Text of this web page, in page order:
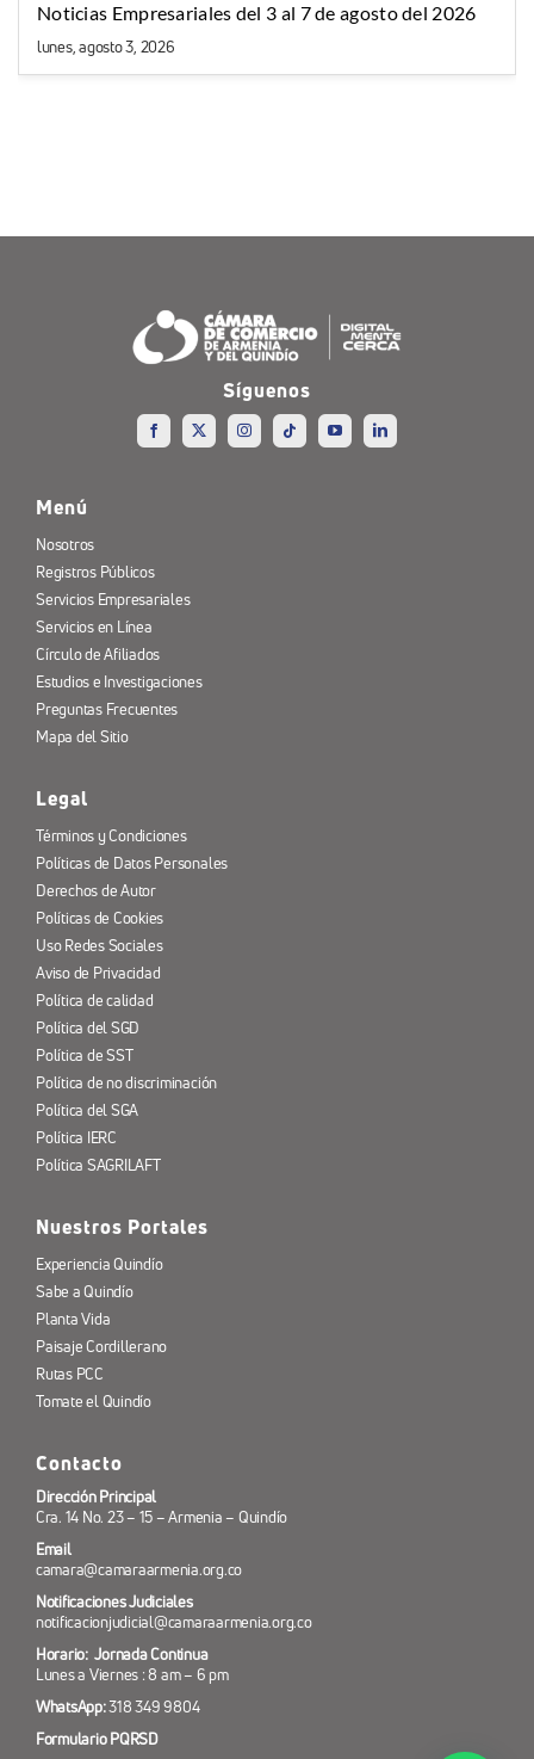
Noticias Empresariales del 3 al 7 de agosto del 2026
lunes, agosto 3, 2026
Síguenos
Menú
Nosotros
Registros Públicos
Servicios Empresariales
Servicios en Línea
Círculo de Afiliados
Estudios e Investigaciones
Preguntas Frecuentes
Mapa del Sitio
Legal
Términos y Condiciones
Políticas de Datos Personales
Derechos de Autor
Políticas de Cookies
Uso Redes Sociales
Aviso de Privacidad
Política de calidad
Política del SGD
Política de SST
Política de no discriminación
Política del SGA
Política IERC
Política SAGRILAFT
Nuestros Portales
Experiencia Quindío
Sabe a Quindío
Planta Vida
Paisaje Cordillerano
Rutas PCC
Tomate el Quindío
Contacto
Dirección Principal
Cra. 14 No. 23 – 15 – Armenia – Quindío
Email
camara@camaraarmenia.org.co
Notificaciones Judiciales
notificacionjudicial@camaraarmenia.org.co
Horario: Jornada Continua
Lunes a Viernes : 8 am – 6 pm
WhatsApp:318 349 9804
Formulario PQRSD